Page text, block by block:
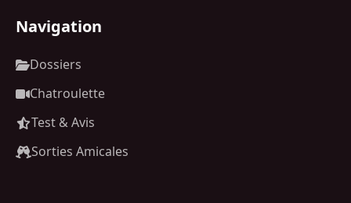
Navigation
Dossiers
Chatroulette
Test & Avis
Sorties Amicales